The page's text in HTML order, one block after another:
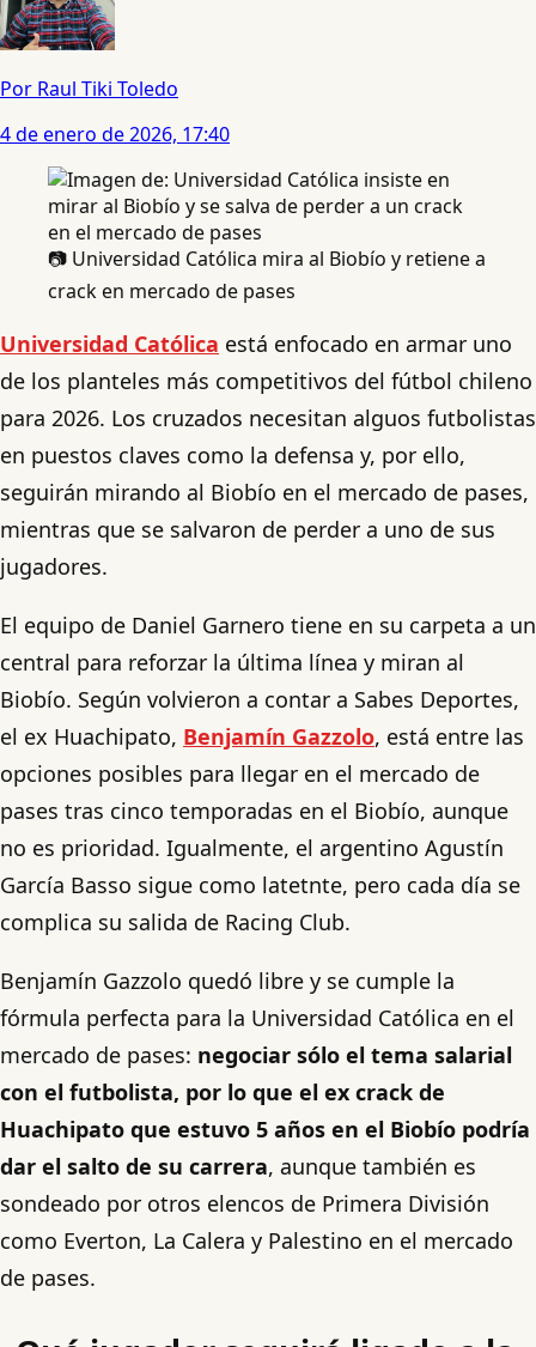
Por Raul Tiki Toledo
4 de enero de 2026, 17:40
📷 Universidad Católica mira al Biobío y retiene a
crack en mercado de pases
Universidad Católica está enfocado en armar uno
de los planteles más competitivos del fútbol chileno
para 2026. Los cruzados necesitan alguos futbolistas
en puestos claves como la defensa y, por ello,
seguirán mirando al Biobío en el mercado de pases,
mientras que se salvaron de perder a uno de sus
jugadores.
El equipo de Daniel Garnero tiene en su carpeta a un
central para reforzar la última línea y miran al
Biobío. Según volvieron a contar a Sabes Deportes,
el ex Huachipato, Benjamín Gazzolo, está entre las
opciones posibles para llegar en el mercado de
pases tras cinco temporadas en el Biobío, aunque
no es prioridad. Igualmente, el argentino Agustín
García Basso sigue como latetnte, pero cada día se
complica su salida de Racing Club.
Benjamín Gazzolo quedó libre y se cumple la
fórmula perfecta para la Universidad Católica en el
mercado de pases: negociar sólo el tema salarial
con el futbolista, por lo que el ex crack de
Huachipato que estuvo 5 años en el Biobío podría
dar el salto de su carrera, aunque también es
sondeado por otros elencos de Primera División
como Everton, La Calera y Palestino en el mercado
de pases.